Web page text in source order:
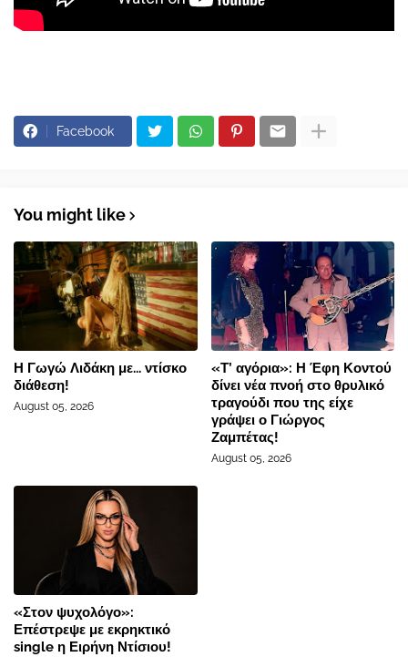
Facebook
You might like
Η Γωγώ Λιδάκη με... ντίσκο
διάθεση!
August 05, 2026
«Τ’ αγόρια»: Η Έφη Κοντού
δίνει νέα πνοή στο θρυλικό
τραγούδι που της είχε
γράψει ο Γιώργος
Ζαμπέτας!
August 05, 2026
«Στον ψυχολόγο»:
Επέστρεψε με εκρηκτικό
single η Ειρήνη Ντίσιου!